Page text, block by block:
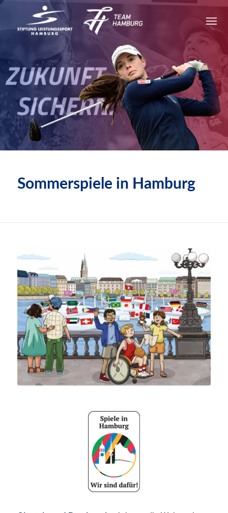
Sommerspiele in Hamburg